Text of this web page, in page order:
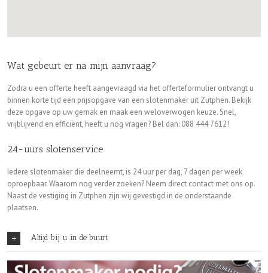
Wat gebeurt er na mijn aanvraag?
Zodra u een offerte heeft aangevraagd via het offerteformulier ontvangt u
binnen korte tijd een prijsopgave van een slotenmaker uit Zutphen. Bekijk
deze opgave op uw gemak en maak een weloverwogen keuze. Snel,
vrijblijvend en efficiënt, heeft u nog vragen? Bel dan: 088 444 7612!
24-uurs slotenservice
Iedere slotenmaker die deelneemt, is 24 uur per dag, 7 dagen per week
oproepbaar. Waarom nog verder zoeken? Neem direct contact met ons op.
Naast de vestiging in Zutphen zijn wij gevestigd in de onderstaande
plaatsen.
Altijd bij u in de buurt